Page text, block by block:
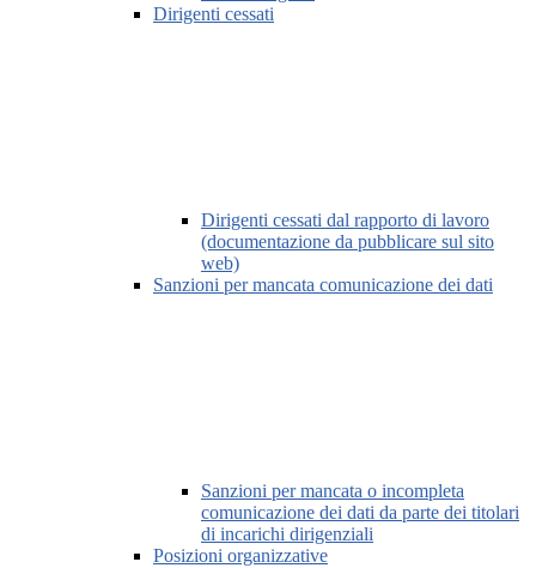
Dirigenti cessati
Dirigenti cessati dal rapporto di lavoro
(documentazione da pubblicare sul sito
web)
Sanzioni per mancata comunicazione dei dati
Sanzioni per mancata o incompleta
comunicazione dei dati da parte dei titolari
di incarichi dirigenziali
Posizioni organizzative